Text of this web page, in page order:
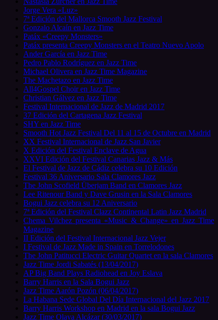
Jorge Vera «Luz»
7ª Edición del Mallorca Smooth Jazz Festival
Gonzalo Alcaín en Jazz Time
Patáx «Creepy Monsters»
Patáx presenta Creepy Monsters en el Teatro Nuevo Apolo
Ander García en Jazz Time
Pedro Pablo Rodríguez en Jazz Time
Michael Olivera en Jazz Time Magazine
The Machetazo en Jazz Time
All4Gospel Choir en Jazz Time
Christian Gálvez en Jazz Time
Festival Internacional de Jazz de Madrid 2017
37 Edición del Cartagena Jazz Festival
SHY en Jazz Time
Smooth Hot Jazz Festival Del 11 al 15 de Octubre en Madrid
XX Festival Internacional de Jazz San Javier
X Edición del Festival Enclave de Agua
XXVI Edición del Festival Canarias Jazz & Más
El Festival de Jazz de Cádiz celebra su 10 Edición
Festival 36 Aniversario Sala Clamores Jazz
The John Scofield Überjam Band en Clamores Jazz
Lee Ritenour Band y Dave Grusin en la Sala Clamores
Bogui Jazz celebra su 12 Aniversario
7ª Edición del Festival Clazz Continental Latin Jazz Madrid
Chema Vilchez presenta «Music & Change» en Jazz Time
Magazine
II Edición del Festival Internacional Jazz Vejer
I Festival de Jazz Made in Spain en Torrelodones
The John Patitucci Electric Guitar Quartet en la sala Clamores
Jazz Time Jordi Sabatés (13/04/2017)
AP Big Band Plays Radiohead en Joy Eslava
Barry Harris en la Sala Bogui Jazz
Jazz Time Aarón Pozón (06/04/2017)
La Habana Sede Global Del Día Internacional del Jazz 2017
Barry Harris Workshop en Madrid en la sala Bogui Jazz
Jazz Time Olaya Alcázar (30/03/2017)